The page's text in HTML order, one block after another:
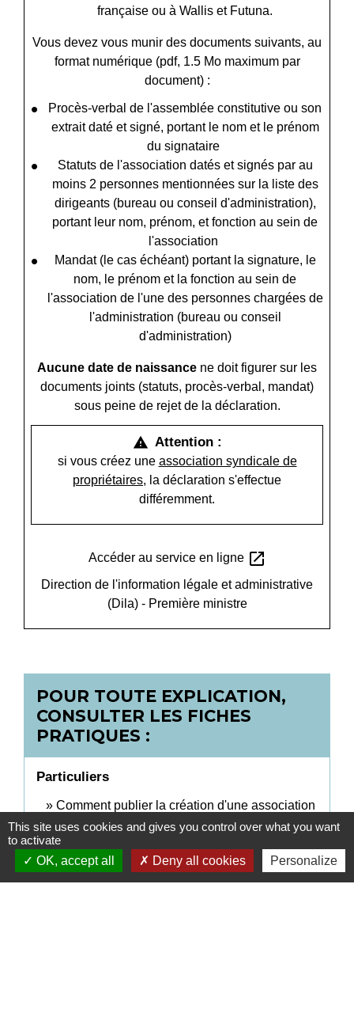
française ou à Wallis et Futuna.
Vous devez vous munir des documents suivants, au
format numérique (pdf, 1.5 Mo maximum par
document) :
Procès-verbal de l'assemblée constitutive ou son
extrait daté et signé, portant le nom et le prénom
du signataire
Statuts de l'association datés et signés par au
moins 2 personnes mentionnées sur la liste des
dirigeants (bureau ou conseil d'administration),
portant leur nom, prénom, et fonction au sein de
l'association
Mandat (le cas échéant) portant la signature, le
nom, le prénom et la fonction au sein de
l'association de l'une des personnes chargées de
l'administration (bureau ou conseil
d'administration)
Aucune date de naissance ne doit figurer sur les
documents joints (statuts, procès-verbal, mandat)
sous peine de rejet de la déclaration.
warning Attention :
si vous créez une association syndicale de
propriétaires, la déclaration s'effectue
différemment.
Accéder au service en ligne open_in_new
Direction de l'information légale et administrative
(Dila) - Première ministre
POUR TOUTE EXPLICATION,
CONSULTER LES FICHES
PRATIQUES :
Particuliers
Comment publier la création d'une association
au Journal officiel ?
Déclaration initiale d'une association
This site uses cookies and gives you control over what you want
to activate
OK, accept all
Deny all cookies Personalize